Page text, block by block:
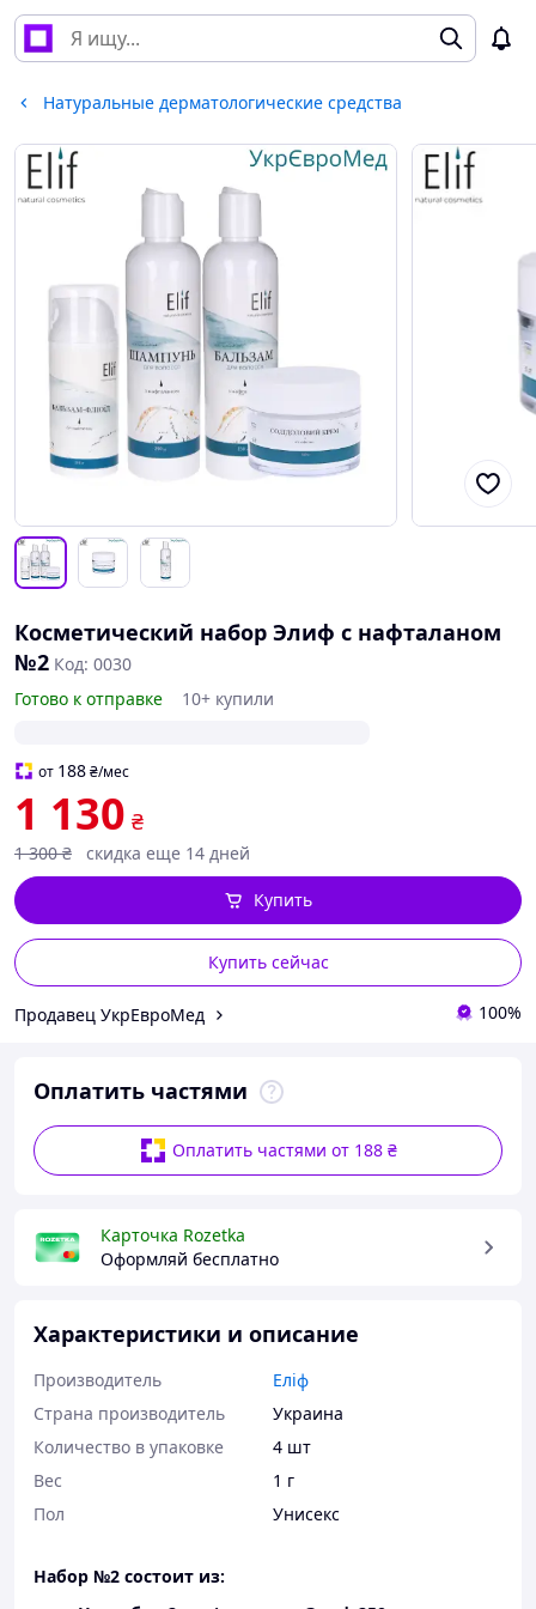
Натуральные дерматологические средства
Косметический набор Элиф с нафталаном
№2 Код: 0030
Готово к отправке
10+ купили
от 188₴/мес
1 130 ₴
1 300 ₴ скидка еще 14 дней
Купить сейчас
Купить
Продавец УкрЕвроМед 100%
Оплатить частями
Оплатить частями от 188 ₴
Карточка Rozetka
Оформляй бесплатно
Характеристики и описание
Производитель
Еліф
Страна производитель
Украина
Количество в упаковке
4 шт
Вес
1 г
Пол
Унисекс
Набор №2 состоит из: